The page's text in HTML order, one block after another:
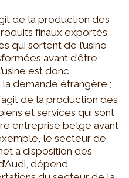
de la production des
finaux exportés.
qui sortent de l’usine
avant d’être
est donc
demande étrangère ;
de la production des
et services qui sont
entreprise belge avant
le secteur de
à disposition des
dépend